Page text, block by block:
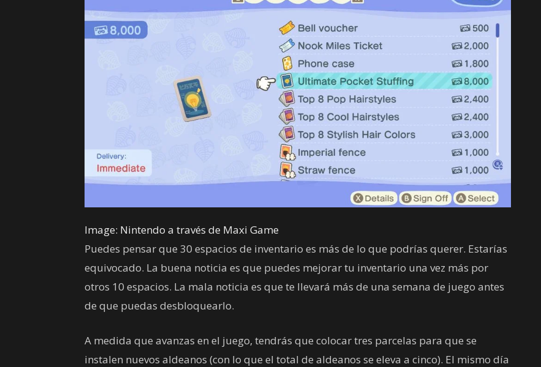
Image: Nintendo a través de Maxi Game
Puedes pensar que 30 espacios de inventario es más de lo que podrías querer. Estarías
equivocado. La buena noticia es que puedes mejorar tu inventario una vez más por
otros 10 espacios. La mala noticia es que te llevará más de una semana de juego antes
de que puedas desbloquearlo.
A medida que avanzas en el juego, tendrás que colocar tres parcelas para que se
instalen nuevos aldeanos (con lo que el total de aldeanos se eleva a cinco). El mismo día